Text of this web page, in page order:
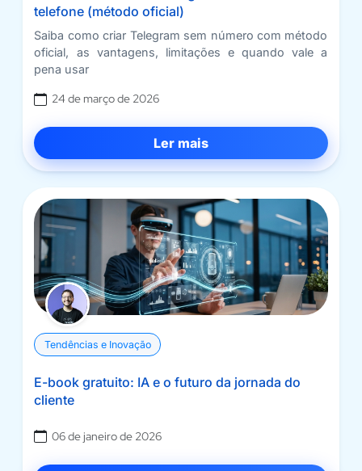
telefone (método oficial)
Saiba como criar Telegram sem número com método
oficial, as vantagens, limitações e quando vale a
pena usar
24 de março de 2026
Ler mais
Tendências e Inovação
E-book gratuito: IA e o futuro da jornada do
cliente
06 de janeiro de 2026